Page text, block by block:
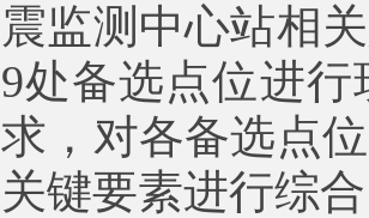
震监测中心站相
9处备选点位进
求，对各备选点
关键要素进行综